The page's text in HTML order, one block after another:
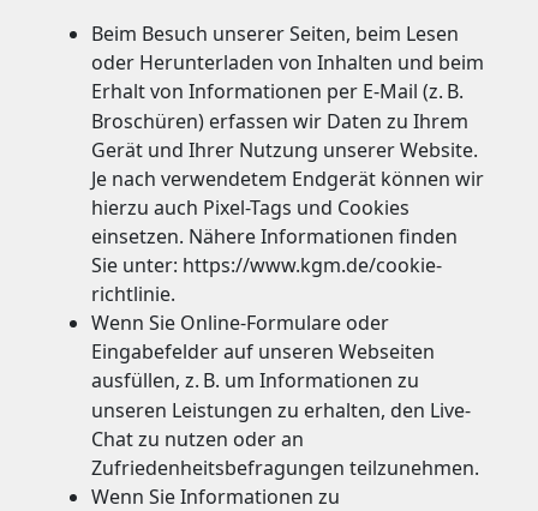
Beim Besuch unserer Seiten, beim Lesen
oder Herunterladen von Inhalten und beim
Erhalt von Informationen per E-Mail (z. B.
Broschüren) erfassen wir Daten zu Ihrem
Gerät und Ihrer Nutzung unserer Website.
Je nach verwendetem Endgerät können wir
hierzu auch Pixel-Tags und Cookies
einsetzen. Nähere Informationen finden
Sie unter: https://www.kgm.de/cookie-
richtlinie.
Wenn Sie Online-Formulare oder
Eingabefelder auf unseren Webseiten
ausfüllen, z. B. um Informationen zu
unseren Leistungen zu erhalten, den Live-
Chat zu nutzen oder an
Zufriedenheitsbefragungen teilzunehmen.
Wenn Sie Informationen zu